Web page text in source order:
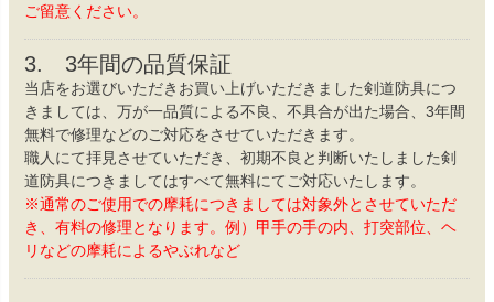
ご留意ください。
3. 3年間の品質保証
当店をお選びいただきお買い上げいただきました剣道防具につ
きましては、万が一品質による不良、不具合が出た場合、3年間
無料で修理などのご対応をさせていただきます。
職人にて拝見させていただき、初期不良と判断いたしました剣
道防具につきましてはすべて無料にてご対応いたします。
※通常のご使用での摩耗につきましては対象外とさせていただ
き、有料の修理となります。例）甲手の手の内、打突部位、ヘ
リなどの摩耗によるやぶれなど